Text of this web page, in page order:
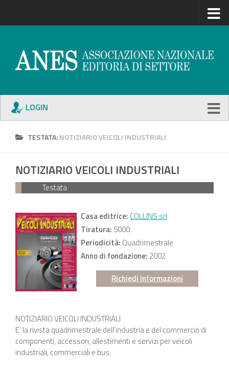
LOGIN
TESTATA:NOTIZIARIO VEICOLI INDUSTRIALI
NOTIZIARIO VEICOLI INDUSTRIALI
Testata
Casa editrice: COLLINS srl
Tiratura: 5000
Periodicità: Quadrimestrale
Anno di fondazione: 2002
Richiedi Informazioni
NOTIZIARIO VEICOLI INDUSTRIALI
E’ la rivista quadrimestrale dell’industria e del commercio di
componenti, accessori, allestimenti e servizi per veicoli
industriali, commerciali e bus.